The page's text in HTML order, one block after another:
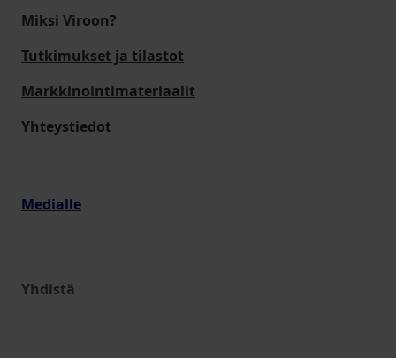
Miksi Viroon?
Tutkimukset ja tilastot
Markkinointimateriaalit
Yhteystiedot
Medialle
Yhdistä